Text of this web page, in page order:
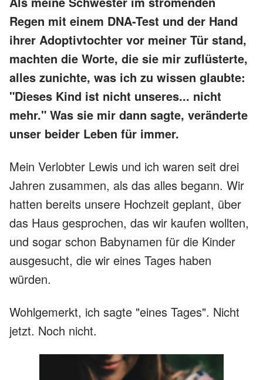
Regen mit einem DNA-Test und der Hand
ihrer Adoptivtochter vor meiner Tür stand,
machten die Worte, die sie mir zuflüsterte,
alles zunichte, was ich zu wissen glaubte:
"Dieses Kind ist nicht unseres... nicht
mehr." Was sie mir dann sagte, veränderte
unser beider Leben für immer.
Mein Verlobter Lewis und ich waren seit drei
Jahren zusammen, als das alles begann. Wir
hatten bereits unsere Hochzeit geplant, über
das Haus gesprochen, das wir kaufen wollten,
und sogar schon Babynamen für die Kinder
ausgesucht, die wir eines Tages haben
würden.
Wohlgemerkt, ich sagte "eines Tages". Nicht
jetzt. Noch nicht.